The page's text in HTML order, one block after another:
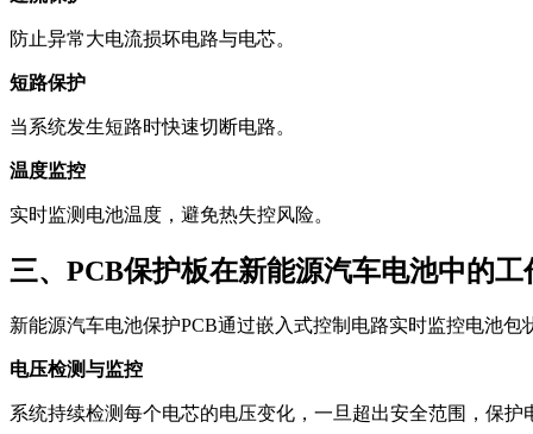
防止异常大电流损坏电路与电芯。
短路保护
当系统发生短路时快速切断电路。
温度监控
实时监测电池温度，避免热失控风险。
三、PCB保护板在新能源汽车电池中的工
新能源汽车电池保护PCB通过嵌入式控制电路实时监控电池包
电压检测与监控
系统持续检测每个电芯的电压变化，一旦超出安全范围，保护